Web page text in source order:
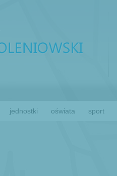
jednostki oświata sport